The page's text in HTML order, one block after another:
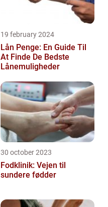
19 february 2024
Lån Penge: En Guide Til
At Finde De Bedste
Lånemuligheder
30 october 2023
Fodklinik: Vejen til
sundere fødder